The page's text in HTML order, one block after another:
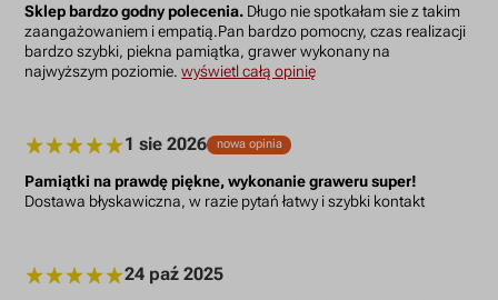
Sklep bardzo godny polecenia. Długo nie spotkałam sie z takim
zaangażowaniem i empatią.Pan bardzo pomocny, czas realizacji
bardzo szybki, piekna pamiątka, grawer wykonany na
najwyższym poziomie.wyświetl całą opinię
1 sie 2026 nowa opinia
Pamiątki na prawdę piękne, wykonanie graweru super!
Dostawa błyskawiczna, w razie pytań łatwy i szybki kontakt
24 paź 2025